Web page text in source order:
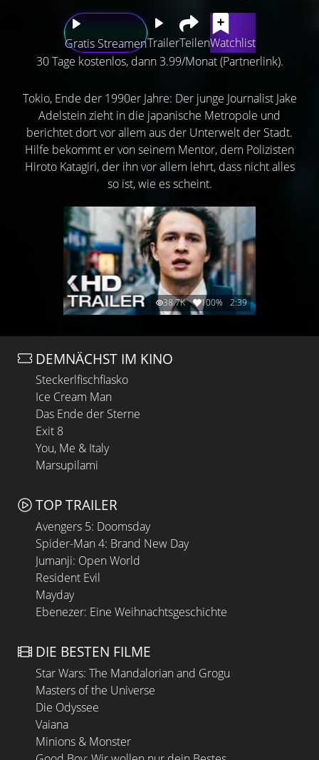
Gratis StreamenTrailerTeilenWatchlist
30 Tage kostenlos, dann 3.99/Monat (Partnerlink).
Tokio, Ende der 1990er Jahre: Der junge Journalist Jake
Adelstein zieht in die japanische Metropole und
berichtet dort vor allem aus der Unterwelt der Stadt.
Hilfe bekommt er von seinem Mentor, dem Polizisten
Hiroto Katagiri, der ihn vor allem lehrt, dass nicht alles
so ist, wie es scheint.
38.7K 100% 2:39
DEMNÄCHST IM KINO
Steckerlfischfiasko
Ice Cream Man
Das Ende der Sterne
Exit 8
You, Me & Italy
Marsupilami
TOP TRAILER
Avengers 5: Doomsday
Spider-Man 4: Brand New Day
Jumanji: Open World
Resident Evil
Mayday
Ebenezer: Eine Weihnachtsgeschichte
DIE BESTEN FILME
Star Wars: The Mandalorian and Grogu
Masters of the Universe
Die Odyssee
Vaiana
Minions & Monster